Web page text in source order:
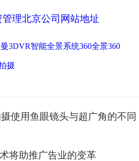
管理北京公司网站地址
3DVR智能全景系统360全景360
摄
使用鱼眼镜头与超广角的不同
将助推广告业的变革